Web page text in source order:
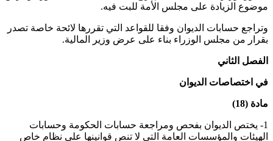
موضوع الزيادة على مجلس الأمة للبت فيه.
وتراجع حسابات الديوان وفقا للقواعد التي تقررها لائحة خاصة تصدر
بقرار من مجلس الوزراء بناء على عرض وزير المالية.
الفصل الثاني
في اختصاصات الديوان
مادة (18)
1- يختص الديوان بفحص ومراجعة حسابات الحكومة وحسابات
الهيئات والمؤسسات العامة التي لا تنص قوانينها على نظام خاص